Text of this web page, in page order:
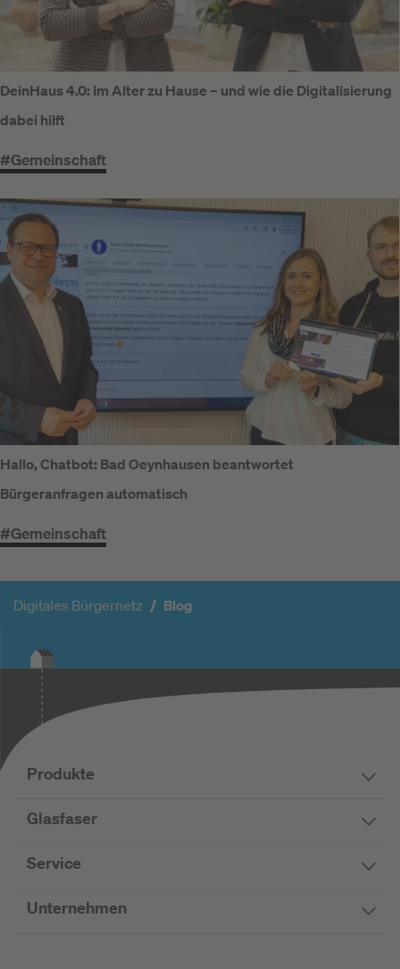
DeinHaus 4.0: Im Alter zu Hause – und wie die Digitalisierung
dabei hilft
#Gemeinschaft
Hallo, Chatbot: Bad Oeynhausen beantwortet
Bürgeranfragen automatisch
#Gemeinschaft
Digitales Bürgernetz Blog
Produkte
Glasfaser
Service
Unternehmen